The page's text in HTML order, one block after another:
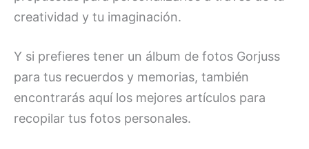
creatividad y tu imaginación.
Y si prefieres tener un álbum de fotos Gorjuss
para tus recuerdos y memorias, también
encontrarás aquí los mejores artículos para
recopilar tus fotos personales.